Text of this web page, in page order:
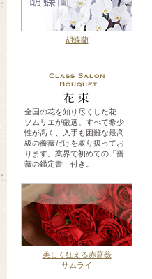
胡蝶蘭
全国の花を知り尽くした花
ソムリエが厳選。すべて希少
性が高く、入手も困難な最高
級の薔薇だけを取り扱ってお
ります。業界で初めての「薔
薇の鑑定書」付き。
美しく狂える赤薔薇
サムライ